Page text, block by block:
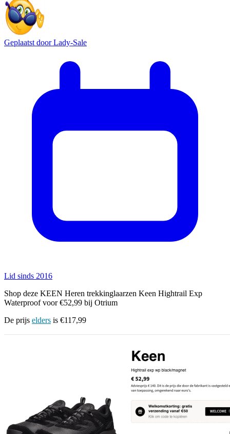
Geplaatst doorLady-Sale
Lid sinds 2016
Shop deze KEEN Heren trekkinglaarzen Keen Hightrail Exp
Waterproof voor €52,99 bij Otrium
De prijs elders is €117,99